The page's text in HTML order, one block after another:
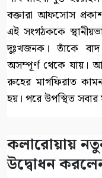
বক্তারা আফসোস
এই সংগঠককে
দুঃখজনক। তাঁকে বাদ
অসম্পূর্ণ থেকে যায়।
রুহের মাগফিরাত
হয়। পরে উপস্থিত
কলারোয়ায়
উদ্বোধন